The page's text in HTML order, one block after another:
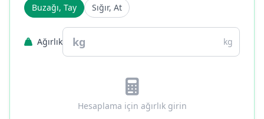
Buzağı, Tay Sığır, At
Ağırlık kg
Hesaplama için ağırlık girin